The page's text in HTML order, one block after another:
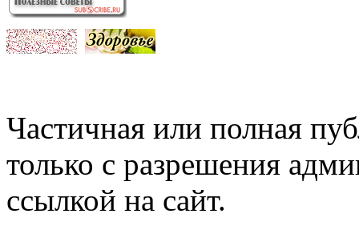
Частичная или полная
только с разрешения
ссылкой на сайт.